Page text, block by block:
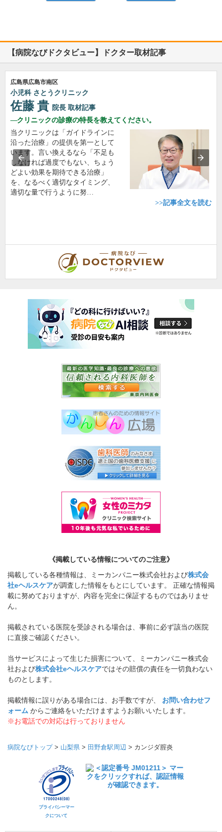
【病院なびドクタビュー】ドクター取材記事
広島県広島市南区
小児科 さとうクリニック
佐藤 貴 院長 取材記事
クリニックの診療の特長を教えてください。
当クリニックは「ガイドラインに
沿った治療」の提供を第一として
います。言い換えるなら「不足も
しなければ過度でもない、ちょう
どよい効果を期待できる治療」
を、なるべく適切なタイミング、
適切な量で行うように努…
>>記事全文を読む
《掲載している情報についてのご注意》
掲載している各種情報は、ミーカンパニー株式会社および株式会
社eヘルスケアが調査した情報をもとにしています。 正確な情報掲
載に努めておりますが、内容を完全に保証するものではありませ
ん。
掲載されている医院を受診される場合は、事前に必ず該当の医院
に直接ご確認ください。
当サービスによって生じた損害について、ミーカンパニー株式会
社および株式会社eヘルスケアではその賠償の責任を一切負わない
ものとします。
掲載情報に誤りがある場合には、お手数ですが、 お問い合わせフ
ォーム からご連絡をいただけますようお願いいたします。
※お電話での対応は行っておりません
病院なびトップ> 山梨県 > 田野倉駅周辺 > カンジダ腟炎
プライバシーマー
クについて